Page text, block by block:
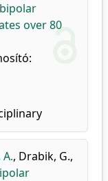
over 80
, Drabik, G.,